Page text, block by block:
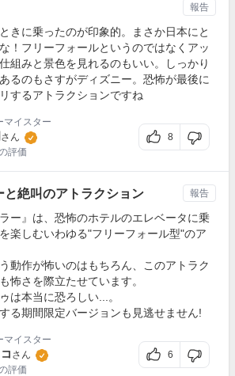
きに乗ったのが印象的。まさか日本にと
！フリーフォールというのではなくアッ
組みと景色を見れるのもいい。しっかり
るのもさすがディズニー。恐怖が最後に
するアトラクションですね
マイスター
さん
評価
8
報告
と絶叫のアトラクション
ー』は、恐怖のホテルのエレベータに乗
楽しむいわゆる"フリーフォール型"のア
動作が怖いのはもちろん、このアトラク
怖さを際立たせています。
は本当に恐ろしい...。
る期間限定バージョンも見逃せません!
マイスター
さん
評価
6
報告